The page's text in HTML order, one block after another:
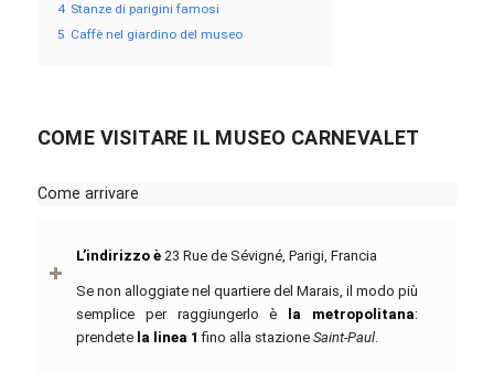
4 Stanze di parigini famosi
5 Caffè nel giardino del museo
COME VISITARE IL MUSEO CARNEVALET
Come arrivare
L’indirizzo è23 Rue de Sévigné, Parigi, Francia
Se non alloggiate nel quartiere del Marais, il modo più
semplice per raggiungerlo è
la metropolitana:
prendetela linea 1 fino alla stazioneSaint-Paul.